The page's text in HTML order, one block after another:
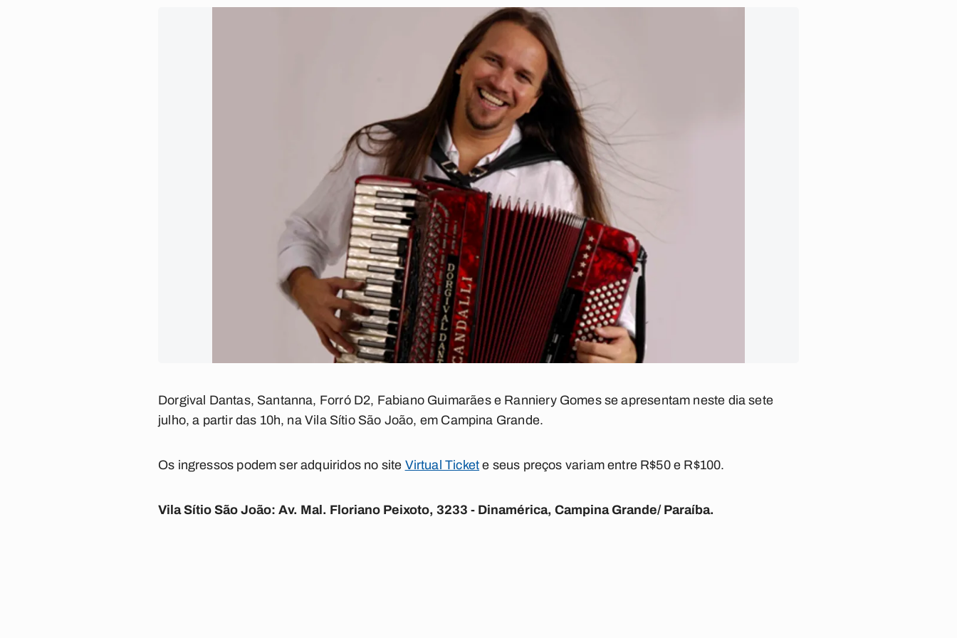
Dorgival Dantas, Santanna, Forró D2, Fabiano Guimarães e Ranniery Gomes se apresentam neste dia sete
julho, a partir das 10h, na Vila Sítio São João, em Campina Grande.
Os ingressos podem ser adquiridos no site Virtual Ticket e seus preços variam entre R$50 e R$100.
Vila Sítio São João: Av. Mal. Floriano Peixoto, 3233 - Dinamérica, Campina Grande/ Paraíba.